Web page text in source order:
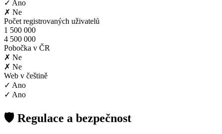
✓ Ano
✗ Ne
Počet registrovaných uživatelů
1 500 000
4 500 000
Pobočka v ČR
✗ Ne
✗ Ne
Web v češtině
✓ Ano
✓ Ano
🛡️ Regulace a bezpečnost